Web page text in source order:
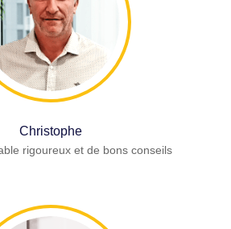
Christophe
rigoureux et de bons conseils